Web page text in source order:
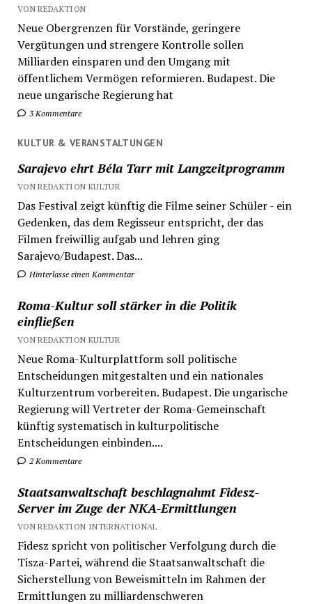
VON REDAKTION
Neue Obergrenzen für Vorstände, geringere
Vergütungen und strengere Kontrolle sollen
Milliarden einsparen und den Umgang mit
öffentlichem Vermögen reformieren. Budapest. Die
neue ungarische Regierung hat
3 Kommentare
KULTUR & VERANSTALTUNGEN
Sarajevo ehrt Béla Tarr mit Langzeitprogramm
VON REDAKTION KULTUR
Das Festival zeigt künftig die Filme seiner Schüler - ein
Gedenken, das dem Regisseur entspricht, der das
Filmen freiwillig aufgab und lehren ging
Sarajevo/Budapest. Das...
Hinterlasse einen Kommentar
Roma-Kultur soll stärker in die Politik
einfließen
VON REDAKTION KULTUR
Neue Roma-Kulturplattform soll politische
Entscheidungen mitgestalten und ein nationales
Kulturzentrum vorbereiten. Budapest. Die ungarische
Regierung will Vertreter der Roma-Gemeinschaft
künftig systematisch in kulturpolitische
Entscheidungen einbinden....
2 Kommentare
Staatsanwaltschaft beschlagnahmt Fidesz-
Server im Zuge der NKA-Ermittlungen
VON REDAKTION INTERNATIONAL
Fidesz spricht von politischer Verfolgung durch die
Tisza-Partei, während die Staatsanwaltschaft die
Sicherstellung von Beweismitteln im Rahmen der
Ermittlungen zu milliardenschweren